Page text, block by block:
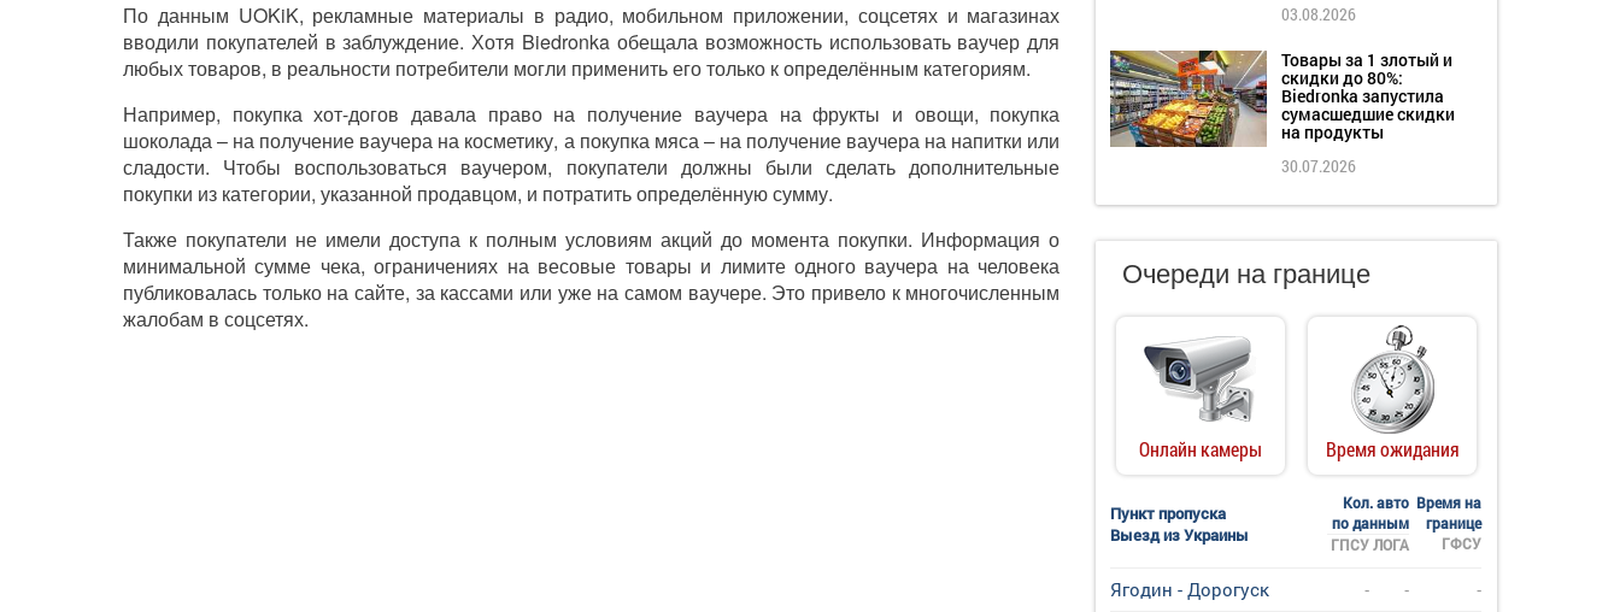
По данным UOKiK, рекламные материалы в радио, мобильном приложении, соцсетях и магазинах
вводили покупателей в заблуждение. Хотя Biedronka обещала возможность использовать ваучер для
любых товаров, в реальности потребители могли применить его только к определённым категориям.
Например, покупка хот-догов давала право на получение ваучера на фрукты и овощи, покупка
шоколада – на получение ваучера на косметику, а покупка мяса – на получение ваучера на напитки или
сладости. Чтобы воспользоваться ваучером, покупатели должны были сделать дополнительные
покупки из категории, указанной продавцом, и потратить определённую сумму.
Также покупатели не имели доступа к полным условиям акций до момента покупки. Информация о
минимальной сумме чека, ограничениях на весовые товары и лимите одного ваучера на человека
публиковалась только на сайте, за кассами или уже на самом ваучере. Это привело к многочисленным
жалобам в соцсетях.
03.08.2026
Товары за 1 злотый и
скидки до 80%:
Biedronka запустила
сумасшедшие скидки
на продукты
30.07.2026
Очереди на границе
Онлайн камеры Время ожидания
Пункт пропуска
Выезд из Украины
Кол. авто
по данным
Время на
границе
ГФСУ
ГПСУ ЛОГА
Ягодин - Дорогуск - -
-